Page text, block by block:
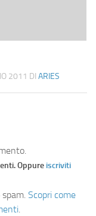
2011 DI ARIES
Oppure iscriviti
Scopri come
.